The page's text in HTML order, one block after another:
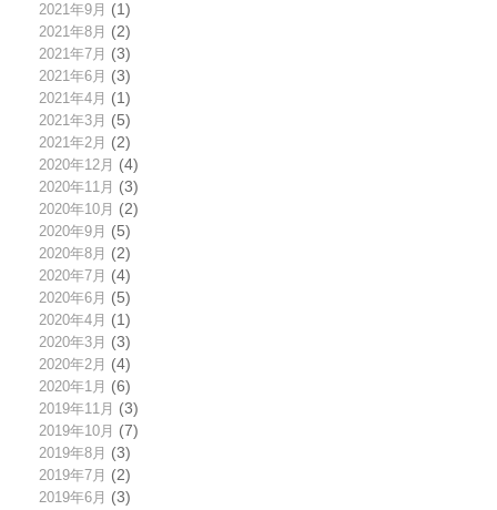
2021年9月 (1)
2021年8月 (2)
2021年7月 (3)
2021年6月 (3)
2021年4月 (1)
2021年3月 (5)
2021年2月 (2)
2020年12月 (4)
2020年11月 (3)
2020年10月 (2)
2020年9月 (5)
2020年8月 (2)
2020年7月 (4)
2020年6月 (5)
2020年4月 (1)
2020年3月 (3)
2020年2月 (4)
2020年1月 (6)
2019年11月 (3)
2019年10月 (7)
2019年8月 (3)
2019年7月 (2)
2019年6月 (3)